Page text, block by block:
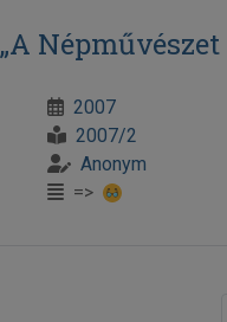
„A
2007
2007/2
Anonym
=>